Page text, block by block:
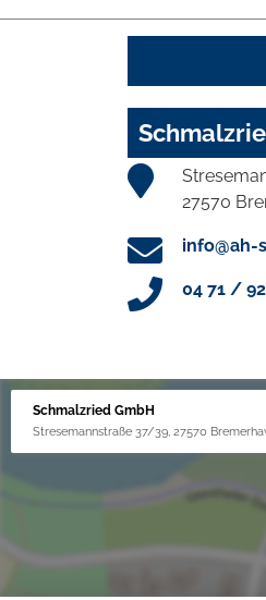
27570
info@ah-
04 71 /
Schmalzried GmbH
Stresemannstraße 37/39, 27570